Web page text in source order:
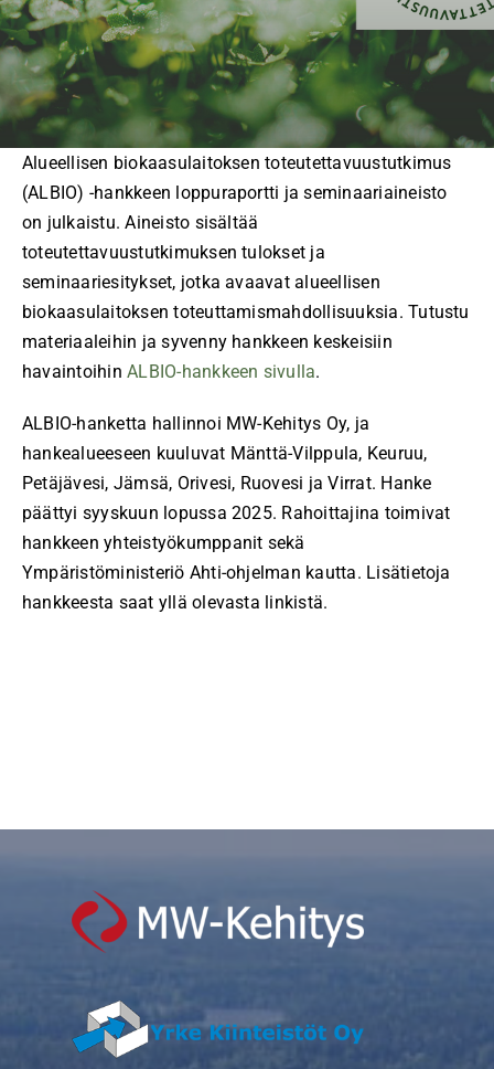
Alueellisen biokaasulaitoksen toteutettavuustutkimus
(ALBIO) -hankkeen loppuraportti ja seminaariaineisto
on julkaistu. Aineisto sisältää
toteutettavuustutkimuksen tulokset ja
seminaariesitykset, jotka avaavat alueellisen
biokaasulaitoksen toteuttamismahdollisuuksia. Tutustu
materiaaleihin ja syvenny hankkeen keskeisiin
havaintoihinALBIO-hankkeen sivulla.
ALBIO-hanketta hallinnoi MW-Kehitys Oy, ja
hankealueeseen kuuluvat Mänttä-Vilppula, Keuruu,
Petäjävesi, Jämsä, Orivesi, Ruovesi ja Virrat. Hanke
päättyi syyskuun lopussa 2025. Rahoittajina toimivat
hankkeen yhteistyökumppanit sekä
Ympäristöministeriö Ahti-ohjelman kautta. Lisätietoja
hankkeesta saat yllä olevasta linkistä.